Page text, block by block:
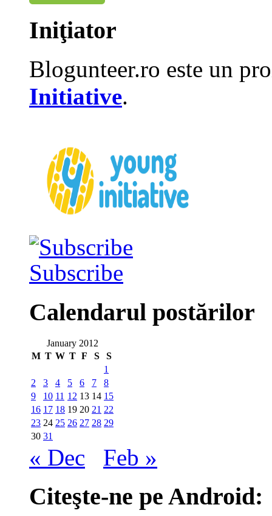
Iniţiator
Blogunteer.ro este un
Initiative.
Subscribe
Calendarul postărilor
January 2012
M T W T F S
S
1
2
3 4 5 6 7
8
9
10 11 12 13 14 15
16 17 18 19 20 21 22
23 24 25 26 27 28 29
30 31
« Dec Feb »
Citeşte-ne pe Android: